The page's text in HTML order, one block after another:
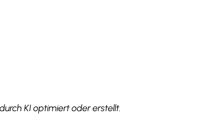
KI optimiert oder erstellt.